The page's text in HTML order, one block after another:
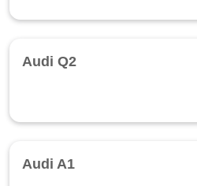
Audi Q2
Audi A1